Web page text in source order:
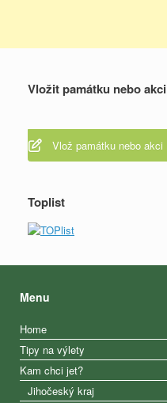
Vložit památku nebo akci
Vlož památku nebo akci
Toplist
Menu
Home
Tipy na výlety
Kam chci jet?
Jihočeský kraj